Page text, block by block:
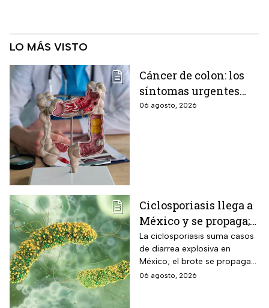
LO MÁS VISTO
Cáncer de colon: los
síntomas urgentes
que te advierten que
06 agosto, 2026
Ciclosporiasis llega a
México y se propaga;
activan protocolos
para revisar frutas y
verduras
La ciclosporiasis suma casos
de diarrea explosiva en
México; el brote se propaga
en el territorio nacional
06 agosto, 2026